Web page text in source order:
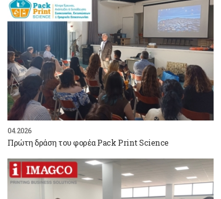
04.2026
Πρώτη δράση του φορέα Pack Print Science